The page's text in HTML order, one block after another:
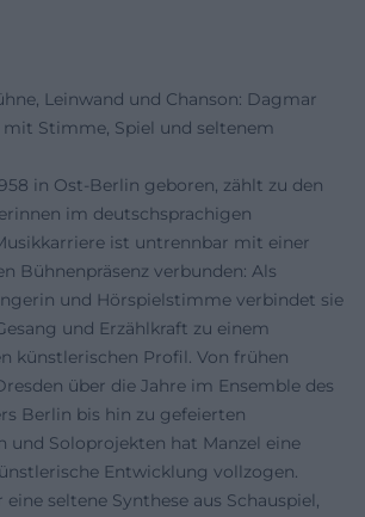
Leinwand und Chanson: Dagmar
Stimme, Spiel und seltenem
in Ost-Berlin geboren, zählt zu den
im deutschsprachigen
ist untrennbar mit einer
Bühnenpräsenz verbunden: Als
und Hörspielstimme verbindet sie
und Erzählkraft zu einem
künstlerischen Profil. Von frühen
über die Jahre im Ensemble des
Berlin bis hin zu gefeierten
und Soloprojekten hat Manzel eine
Entwicklung vollzogen.
seltene Synthese aus Schauspiel,